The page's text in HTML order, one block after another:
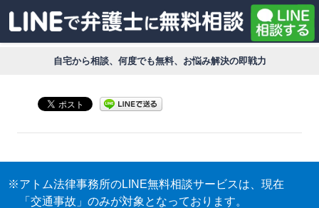
自宅から相談、何度でも無料、お悩み解決の即戦力
※アトム法律事務所のLINE無料相談サービスは、現在
「交通事故」のみが対象となっております。